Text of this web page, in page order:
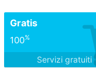
Gratis
100%
Servizi gratuiti